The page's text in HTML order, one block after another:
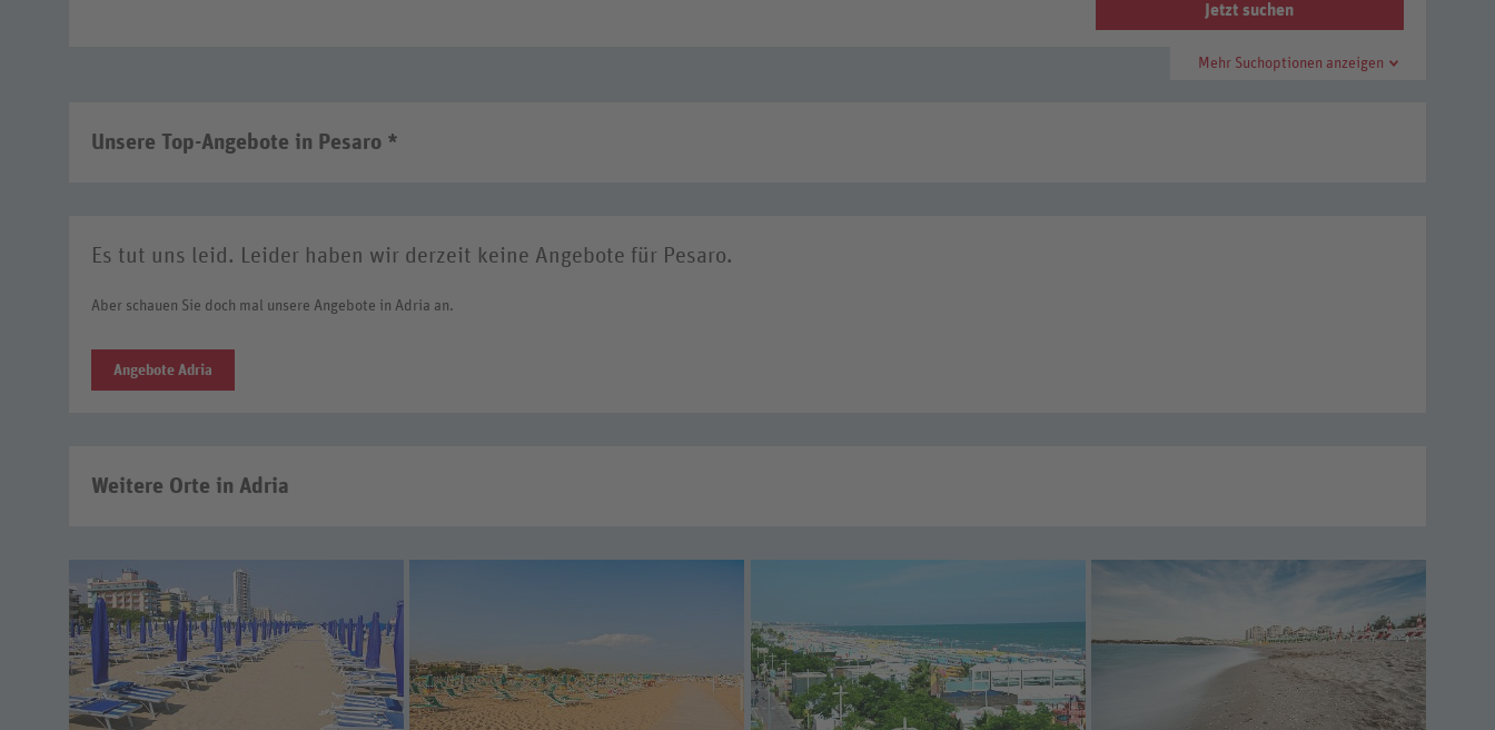
Jetzt suchen
Mehr Suchoptionen anzeigen
Unsere Top-Angebote in Pesaro *
Es tut uns leid. Leider haben wir derzeit keine Angebote für Pesaro.
Aber schauen Sie doch mal unsere Angebote in Adria an.
Angebote Adria
Weitere Orte in Adria